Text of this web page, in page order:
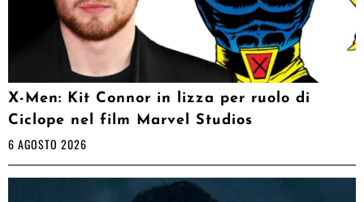
X-Men: Kit Connor in lizza per ruolo di
Ciclope nel film Marvel Studios
6 AGOSTO 2026